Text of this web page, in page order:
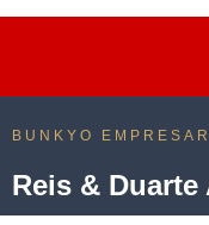
BUNKYO
Reis &